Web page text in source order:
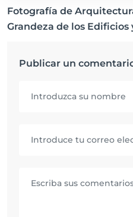
Fotografía de
Grandeza de los
Publicar un